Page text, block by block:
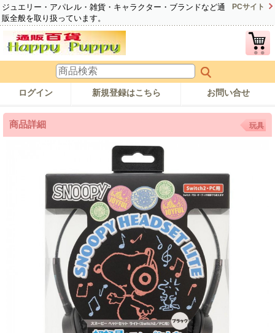
ジュエリー・アパレル・雑貨・キャラクター・ブランドなど通
販全般を取り扱っています。
PCサイト
ログイン 新規登録はこちら お問い合せ
商品詳細 玩具